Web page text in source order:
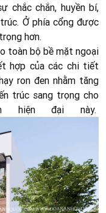
chắc chắn, huyền bí,
Ở phía cổng được
hơn.
toàn bộ bề mặt ngoại
hợp của các chi tiết
ron đen nhằm tăng
trúc sang trọng cho
hiện đại này.